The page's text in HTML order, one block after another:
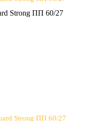
Strong ПП 60/27